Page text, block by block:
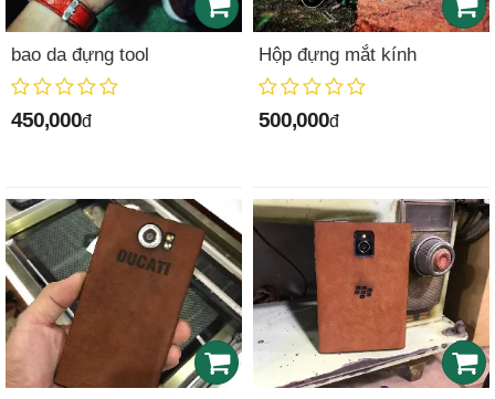
bao da đựng tool
450,000đ
Hộp đựng mắt kính
500,000đ